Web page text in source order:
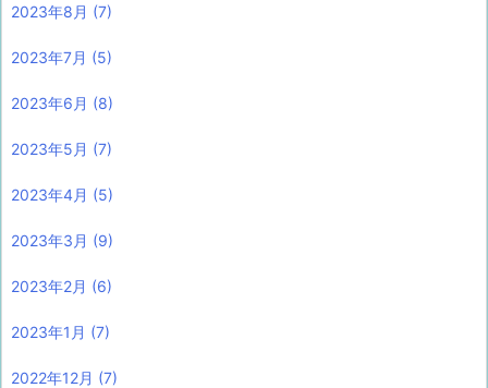
2023年8月 (7)
2023年7月 (5)
2023年6月 (8)
2023年5月 (7)
2023年4月 (5)
2023年3月 (9)
2023年2月 (6)
2023年1月 (7)
2022年12月 (7)